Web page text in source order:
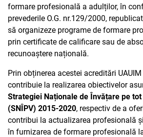
formare profesională a adulților, în
prevederile O.G. nr.129/2000,
să organizeze programe de formare
prin certificate de calificare sau de
recunoaștere națională.
Prin obținerea acestei acreditări
contribuie la realizarea obiectivelor
Strategiei Naționale de Învățare pe
(SNÎPV) 2015-2020, respectiv de a
contribui la actualizarea profesională
în furnizarea de formare profesională